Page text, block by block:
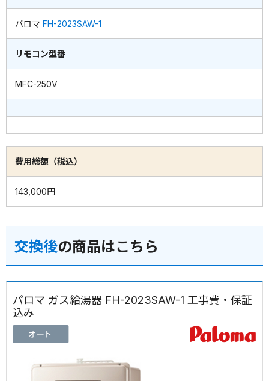
パロマ FH-2023SAW-1
リモコン型番
MFC-250V
費用総額（税込）
143,000円
交換後の商品はこちら
パロマ ガス給湯器 FH-2023SAW-1 工事費・保証
込み